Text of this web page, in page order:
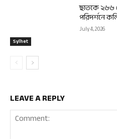
Sylhet
ছাতকে ২৬৬
পরিদর্শনে
July 4, 2026
LEAVE A REPLY